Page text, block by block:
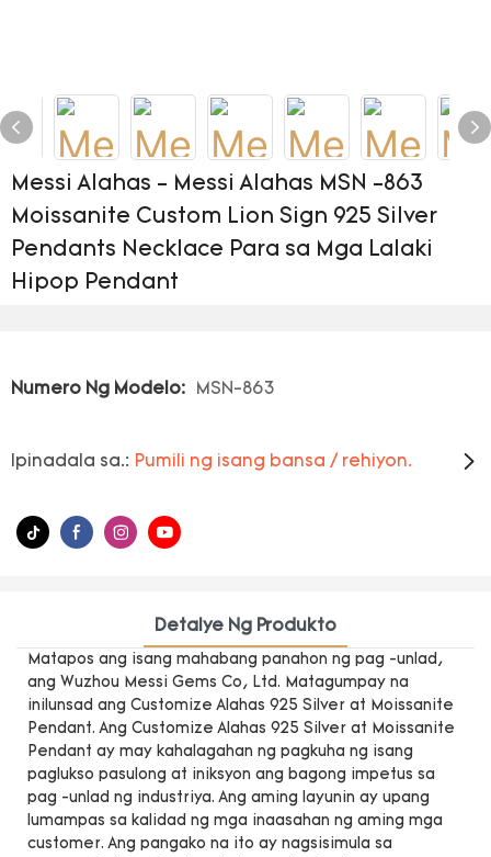
Messi Alahas - Messi Alahas MSN -863
Moissanite Custom Lion Sign 925 Silver
Pendants Necklace Para sa Mga Lalaki
Hipop Pendant
Numero Ng Modelo: MSN-863
Ipinadala sa.: Pumili ng isang bansa / rehiyon.
Detalye Ng Produkto
Matapos ang isang mahabang panahon ng pag -unlad,
ang Wuzhou Messi Gems Co, Ltd. Matagumpay na
inilunsad ang Customize Alahas 925 Silver at Moissanite
Pendant. Ang Customize Alahas 925 Silver at Moissanite
Pendant ay may kahalagahan ng pagkuha ng isang
paglukso pasulong at iniksyon ang bagong impetus sa
pag -unlad ng industriya. Ang aming layunin ay upang
lumampas sa kalidad ng mga inaasahan ng aming mga
customer. Ang pangako na ito ay nagsisimula sa